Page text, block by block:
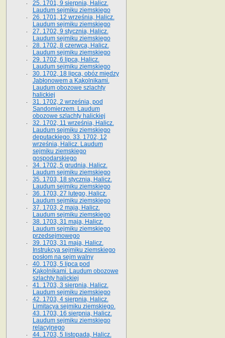
25. 1701, 9 sierpnia, Halicz.
Laudum sejmiku ziemskiego
26. 1701, 12 września, Halicz.
Laudum sejmiku ziemskiego
27. 1702, 9 stycznia, Halicz.
Laudum sejmiku ziemskiego
28. 1702, 8 czerwca, Halicz.
Laudum sejmiku ziemskiego
29. 1702, 6 lipca, Halicz.
Laudum sejmiku ziemskiego
30. 1702, 18 lipca, obóz między
Jabłonowem a Kąkolnikami.
Laudum obozowe szlachty
halickiej
31. 1702, 2 września, pod
Sandomierzem. Laudum
obozowe szlachty halickiej
32. 1702, 11 września, Halicz.
Laudum sejmiku ziemskiego
deputackiego. 33. 1702, 12
września, Halicz. Laudum
sejmiku ziemskiego
gospodarskiego
34. 1702, 5 grudnia, Halicz.
Laudum sejmiku ziemskiego
35. 1703, 18 stycznia, Halicz.
Laudum sejmiku ziemskiego
36. 1703, 27 lutego, Halicz.
Laudum sejmiku ziemskiego
37. 1703, 2 maja, Halicz.
Laudum sejmiku ziemskiego
38. 1703, 31 maja, Halicz.
Laudum sejmiku ziemskiego
przedsejmowego
39. 1703, 31 maja, Halicz.
Instrukcya sejmiku ziemskiego
posłom na sejm walny
40. 1703, 5 lipca pod
Kąkolnikami. Laudum obozowe
szlachty halickiej
41­. 1703, 3 sierpnia, Halicz.
Laudum sejmiku ziemskiego
42. 1703, 4 sierpnia, Halicz.
Limitacya sejmiku ziemskiego.
43. 1703, 16 sierpnia, Halicz.
Laudum sejmiku ziemskiego
relacyjnego
44. 1703, 5 listopada, Halicz.